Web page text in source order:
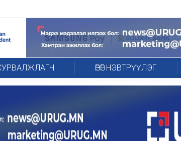
ӨРӨГ НЭВТРҮҮЛЭГ